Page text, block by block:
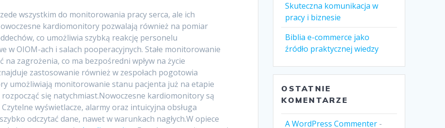
wszystkim do monitorowania pracy serca, ale ich
kardiomonitory pozwalają również na pomiar
co umożliwia szybką reakcję personelu
w OIOM-ach i salach pooperacyjnych. Stałe monitorowanie
zagrożenia, co ma bezpośredni wpływ na życie
zastosowanie również w zespołach pogotowia
umożliwiają monitorowanie stanu pacjenta już na etapie
się natychmiast.Nowoczesne kardiomonitory są
wyświetlacze, alarmy oraz intuicyjna obsługa
odczytać dane, nawet w warunkach nagłych.W opiece
Skuteczna komunikacja w
pracy i biznesie
Biblia e-commerce jako
źródło praktycznej wiedzy
OSTATNIE
KOMENTARZE
A WordPress Commenter -